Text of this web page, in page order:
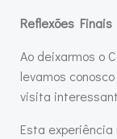
Reflexões Finais
Ao deixarmos o
levamos
visita
Esta